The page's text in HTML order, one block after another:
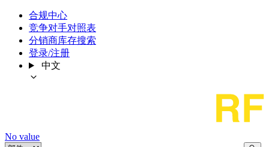
合规中心
竞争对手对照表
分销商库存搜索
登录/注册
中文
No value